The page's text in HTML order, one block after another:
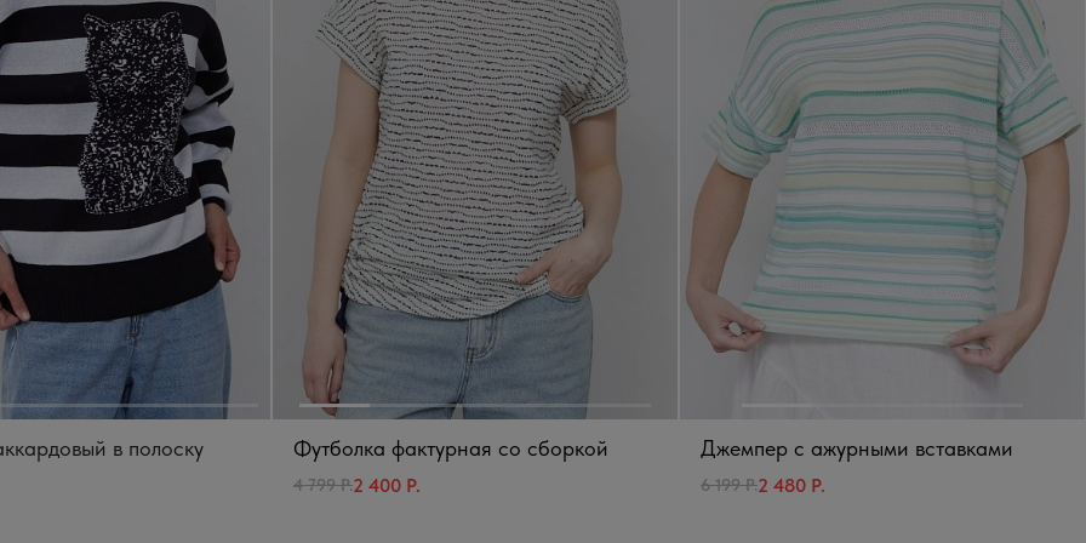
в полоску Футболка фактурная со сборкой
4 799 Р.2 400 Р.
Джемпер с ажурными вставками
6 199 Р.2 480 Р.